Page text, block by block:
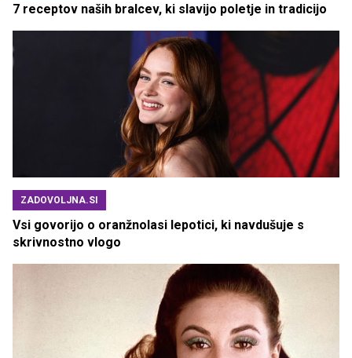
7 receptov naših bralcev, ki slavijo poletje in tradicijo
ZADOVOLJNA.SI
Vsi govorijo o oranžnolasi lepotici, ki navdušuje s
skrivnostno vlogo